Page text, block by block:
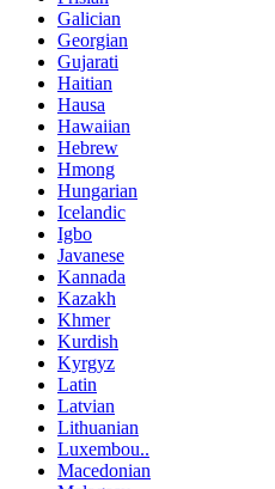
Galician
Georgian
Gujarati
Haitian
Hausa
Hawaiian
Hebrew
Hmong
Hungarian
Icelandic
Igbo
Javanese
Kannada
Kazakh
Khmer
Kurdish
Kyrgyz
Latin
Latvian
Lithuanian
Luxembou..
Macedonian